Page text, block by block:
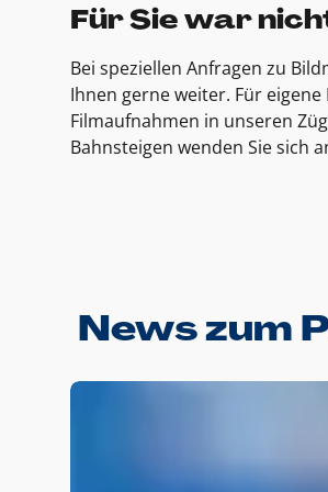
Für Sie war
Bei speziellen Anfragen zu
Ihnen gerne weiter. Für
Filmaufnahmen in unseren
Bahnsteigen wenden Sie sich
News zum